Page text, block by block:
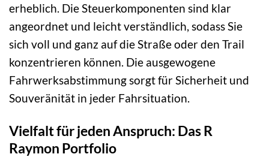
erheblich. Die Steuerkomponenten sind klar
angeordnet und leicht verständlich, sodass Sie
sich voll und ganz auf die Straße oder den Trail
konzentrieren können. Die ausgewogene
Fahrwerksabstimmung sorgt für Sicherheit und
Souveränität in jeder Fahrsituation.
Vielfalt für jeden Anspruch: Das R
Raymon Portfolio